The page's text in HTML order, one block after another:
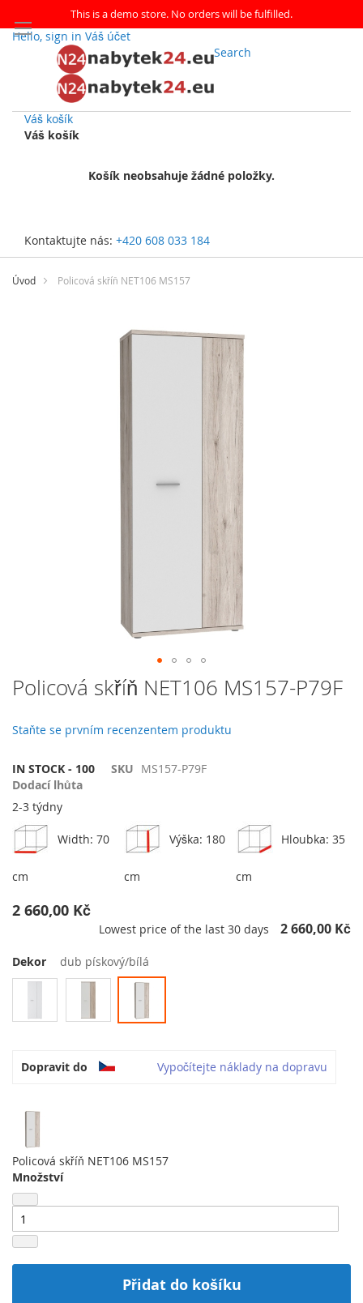
This is a demo store. No orders will be fulfilled.
Hello, sign in Váš účet
Search
Váš košík
Váš košík
Košík neobsahuje žádné položky.
Kontaktujte nás: +420 608 033 184
Přejít
obsah
Úvod Policová skříň NET106 MS157
Přeskočit
na
galerie
Policová skříň NET106 MS157-P79F
Staňte se prvním recenzentem produktu
IN STOCK - 100 SKU MS157-P79F
Dodací lhůta
2-3 týdny
Width: 70
cm
Výška: 180
cm
Hloubka: 35
cm
2 660,00 Kč
Lowest price of the last 30 days 2 660,00 Kč
Dekor dub pískový/bílá
Dopravit do Vypočítejte náklady na dopravu
Policová skříň NET106 MS157
Množství
Přidat do košíku